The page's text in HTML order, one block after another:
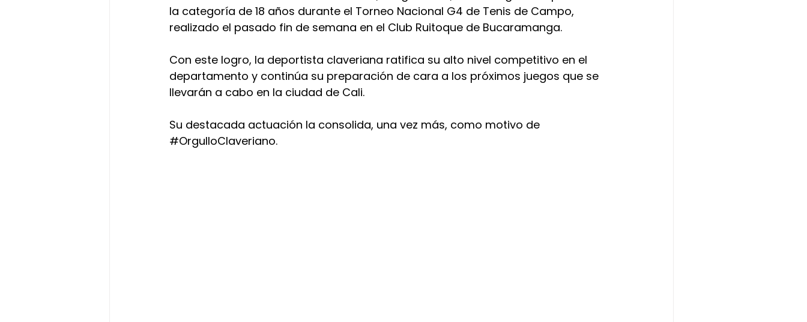
la categoría de 18 años durante el Torneo Nacional G4 de Tenis de Campo,
realizado el pasado fin de semana en el Club Ruitoque de Bucaramanga.
Con este logro, la deportista claveriana ratifica su alto nivel competitivo en el
departamento y continúa su preparación de cara a los próximos juegos que se
llevarán a cabo en la ciudad de Cali.
Su destacada actuación la consolida, una vez más, como motivo de
#OrgulloClaveriano.